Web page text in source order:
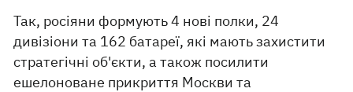
Так, росіяни формують 4 нові полки, 24
дивізіони та 162 батареї, які мають захистити
стратегічні об'єкти, а також посилити
ешелоноване прикриття Москви та